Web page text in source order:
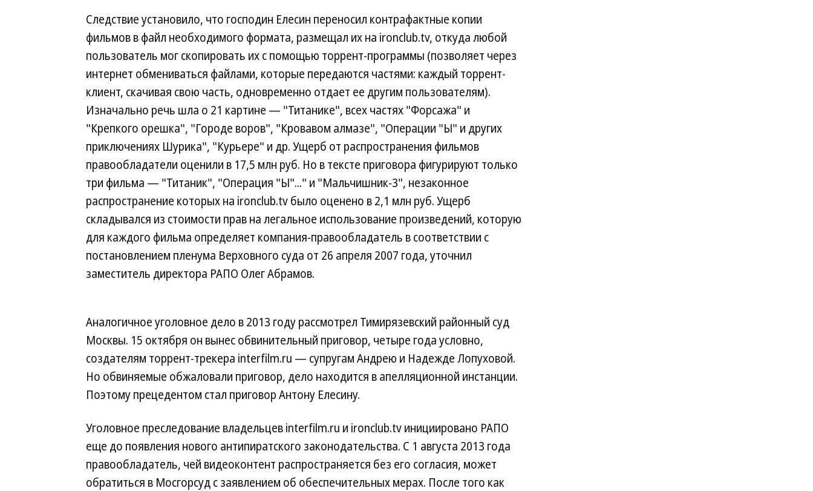
Следствие установило, что господин Елесин переносил контрафактные копии
фильмов в файл необходимого формата, размещал их на ironclub.tv, откуда любой
пользователь мог скопировать их с помощью торрент-программы (позволяет через
интернет обмениваться файлами, которые передаются частями: каждый торрент-
клиент, скачивая свою часть, одновременно отдает ее другим пользователям).
Изначально речь шла о 21 картине — "Титанике", всех частях "Форсажа" и
"Крепкого орешка", "Городе воров", "Кровавом алмазе", "Операции "Ы" и других
приключениях Шурика", "Курьере" и др. Ущерб от распространения фильмов
правообладатели оценили в 17,5 млн руб. Но в тексте приговора фигурируют только
три фильма — "Титаник", "Операция "Ы"..." и "Мальчишник-3", незаконное
распространение которых на ironclub.tv было оценено в 2,1 млн руб. Ущерб
складывался из стоимости прав на легальное использование произведений, которую
для каждого фильма определяет компания-правообладатель в соответствии с
постановлением пленума Верховного суда от 26 апреля 2007 года, уточнил
заместитель директора РАПО Олег Абрамов.
Аналогичное уголовное дело в 2013 году рассмотрел Тимирязевский районный суд
Москвы. 15 октября он вынес обвинительный приговор, четыре года условно,
создателям торрент-трекера interfilm.ru — супругам Андрею и Надежде Лопуховой.
Но обвиняемые обжаловали приговор, дело находится в апелляционной инстанции.
Поэтому прецедентом стал приговор Антону Елесину.
Уголовное преследование владельцев interfilm.ru и ironclub.tv инициировано РАПО
еще до появления нового антипиратского законодательства. С 1 августа 2013 года
правообладатель, чей видеоконтент распространяется без его согласия, может
обратиться в Мосгорсуд с заявлением об обеспечительных мерах. После того как